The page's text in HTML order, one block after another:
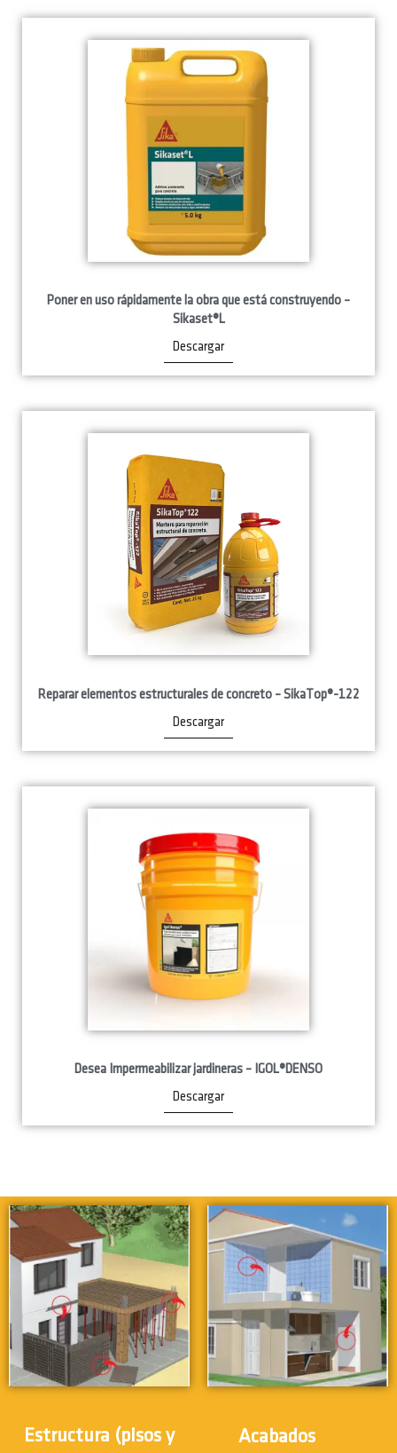
Poner en uso rápidamente la obra que está construyendo –
Sikaset®L
Descargar
Reparar elementos estructurales de concreto – SikaTop®-122
Descargar
Desea Impermeabilizar jardineras – IGOL®DENSO
Descargar
Estructura (pisos y
Acabados